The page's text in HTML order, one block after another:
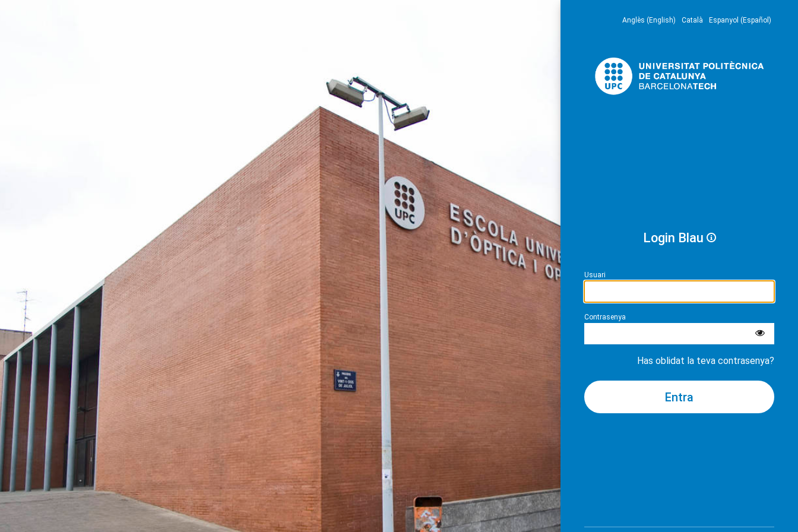
Anglès (English) Català Espanyol (Español)
Login Blau
Usuari
Contrasenya
Has oblidat la teva contrasenya?